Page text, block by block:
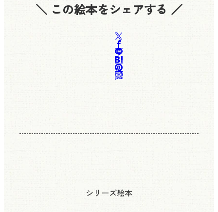
＼ この絵本をシェアする ／
シリーズ絵本